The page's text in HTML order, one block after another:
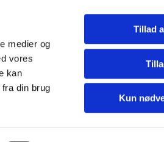
medier og
vores
kan
din brug
Tillad
Kun
Aulum